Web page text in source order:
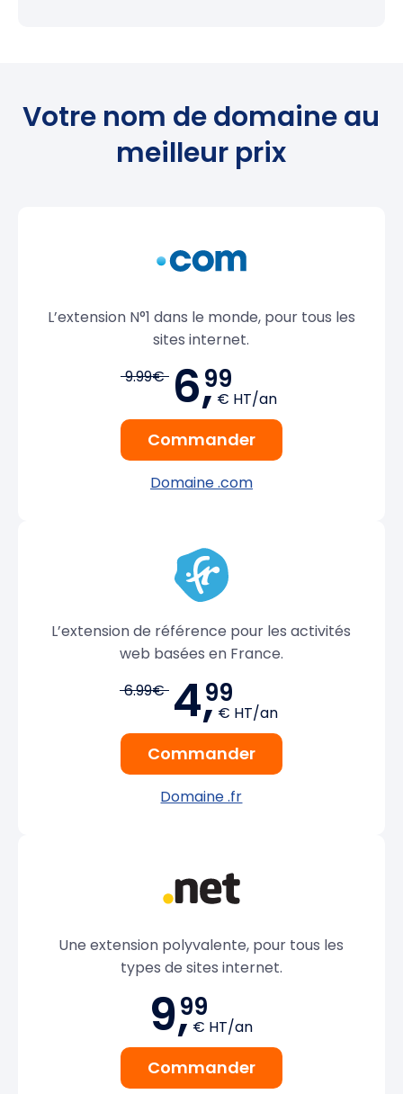
Votre nom de domaine au
meilleur prix
L’extension N°1 dans le monde, pour tous les
sites internet.
9.99€ 6,99
€ HT/an
Commander
Domaine .com
L’extension de référence pour les activités
web basées en France.
6.99€ 4,99
€ HT/an
Commander
Domaine .fr
Une extension polyvalente, pour tous les
types de sites internet.
9,99
€ HT/an
Commander